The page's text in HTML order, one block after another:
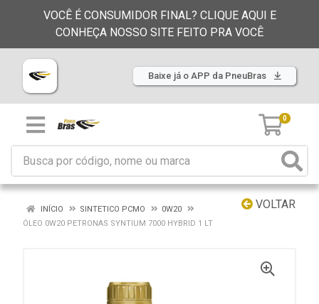
VOCÊ É CONSUMIDOR FINAL? CLIQUE AQUI E
CONHEÇA NOSSO SITE FEITO PRA VOCÊ
Baixe já o APP da PneuBras
0
VOLTAR
INÍCIO SINTETICO PCMO
0W20
ÓLEO 0W20 PETRONAS SYNTIUM 7000 HYBRID 1 LT